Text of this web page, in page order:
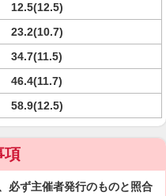
12.5(12.5)
23.2(10.7)
34.7(11.5)
46.4(11.7)
58.9(12.5)
項
必ず主催者発行のものと照合